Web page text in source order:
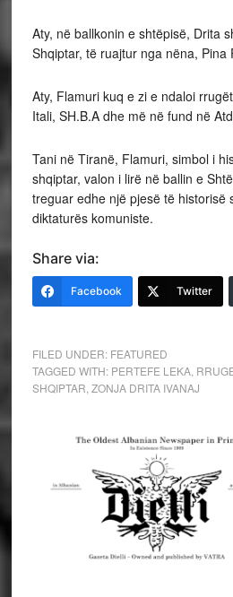
Aty, në ballkonin e shtëpisë, Drita
Shqiptar, të ruajtur nga nëna, Pina
Aty, Flamuri kuq e zi e ndaloi
Itali, SH.B.A dhe më në fund në
Tani në Tiranë, Flamuri, simbol i
shqiptar, valon i lirë në ballin e
treguar edhe një pjesë të historisë
diktaturës komuniste.
Share via:
Facebook Twitter
FILED UNDER: FEATURED
TAGGED WITH: PERTEFE LEKA,
SHQIPTAR ZONJA DRITA IVANAJ